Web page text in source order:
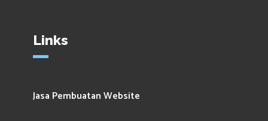
Links
Jasa Pembuatan Website